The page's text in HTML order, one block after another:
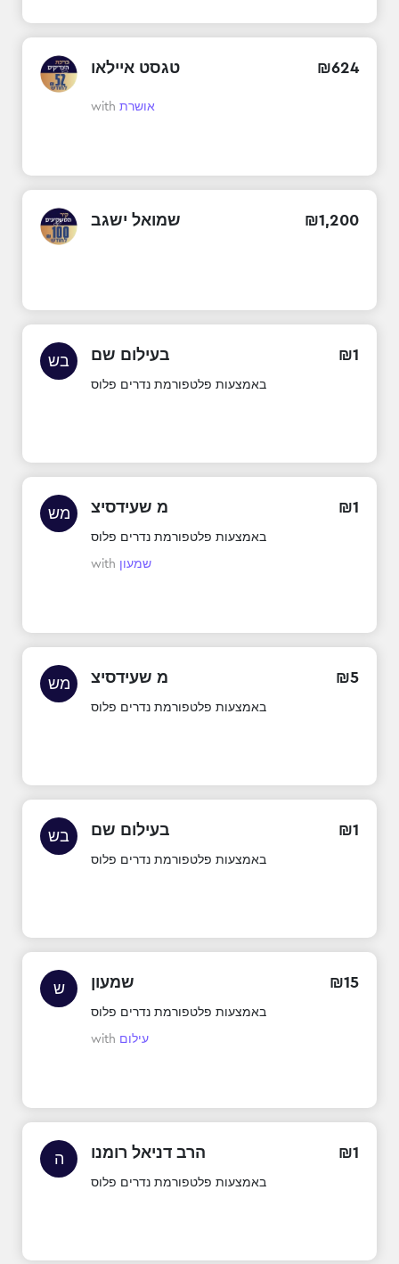
טגסט איילאו ₪624
with אושרת
שמואל ישגב ₪1,200
בש בעילום שם ₪1
באמצעות פלטפורמת נדרים פלוס
מש מ שעידסיצ ₪1
באמצעות פלטפורמת נדרים פלוס
with שמעון
מש מ שעידסיצ ₪5
באמצעות פלטפורמת נדרים פלוס
בש בעילום שם ₪1
באמצעות פלטפורמת נדרים פלוס
ש שמעון ₪15
באמצעות פלטפורמת נדרים פלוס
with עילום
ה הרב דניאל רומנו ₪1
באמצעות פלטפורמת נדרים פלוס